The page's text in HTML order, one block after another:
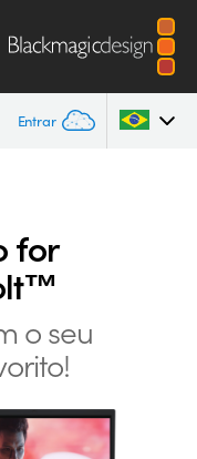
Entrar
for
oseu